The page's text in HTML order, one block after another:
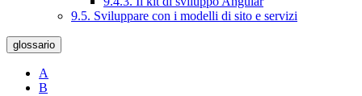
9.5. Sviluppare con i modelli di sito e servizi
glossario
A
B